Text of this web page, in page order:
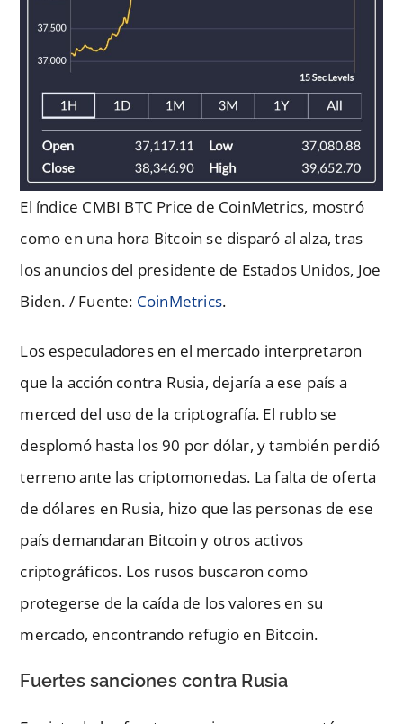
El índice CMBI BTC Price de CoinMetrics, mostró
como en una hora Bitcoin se disparó al alza, tras
los anuncios del presidente de Estados Unidos, Joe
Biden. / Fuente: CoinMetrics.
Los especuladores en el mercado interpretaron
que la acción contra Rusia, dejaría a ese país a
merced del uso de la criptografía. El rublo se
desplomó hasta los 90 por dólar, y también perdió
terreno ante las criptomonedas. La falta de oferta
de dólares en Rusia, hizo que las personas de ese
país demandaran Bitcoin y otros activos
criptográficos. Los rusos buscaron como
protegerse de la caída de los valores en su
mercado, encontrando refugio en Bitcoin.
Fuertes sanciones contra Rusia